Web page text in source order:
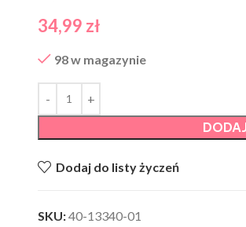
34,99 zł
98 w magazynie
Dodaj do listy życzeń
SKU:40-13340-01